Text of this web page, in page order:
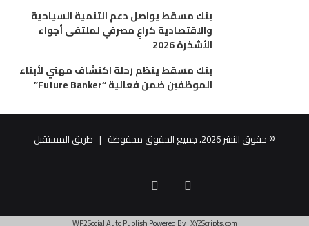
بنك مسقط يواصل دعم التنمية السياحية
والاقتصادية كراعٍ مصرفي لملتقى أجواء
الأشخرة 2026
بنك مسقط ينظم رحلة اكتشاف مهني لأبناء
الموظفين ضمن فعالية “Future Banker”
© حقوق النشر 2026، جميع الحقوق محفوظة | طريق المستقبل
فيسبوك
WP2Social Auto Publish Powered By :XYZScripts.com